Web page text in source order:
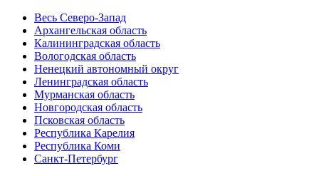
Весь Северо-Запад
Архангельская область
Калининградская область
Вологодская область
Ненецкий автономный округ
Ленинградская область
Мурманская область
Новгородская область
Псковская область
Республика Карелия
Республика Коми
Санкт-Петербург